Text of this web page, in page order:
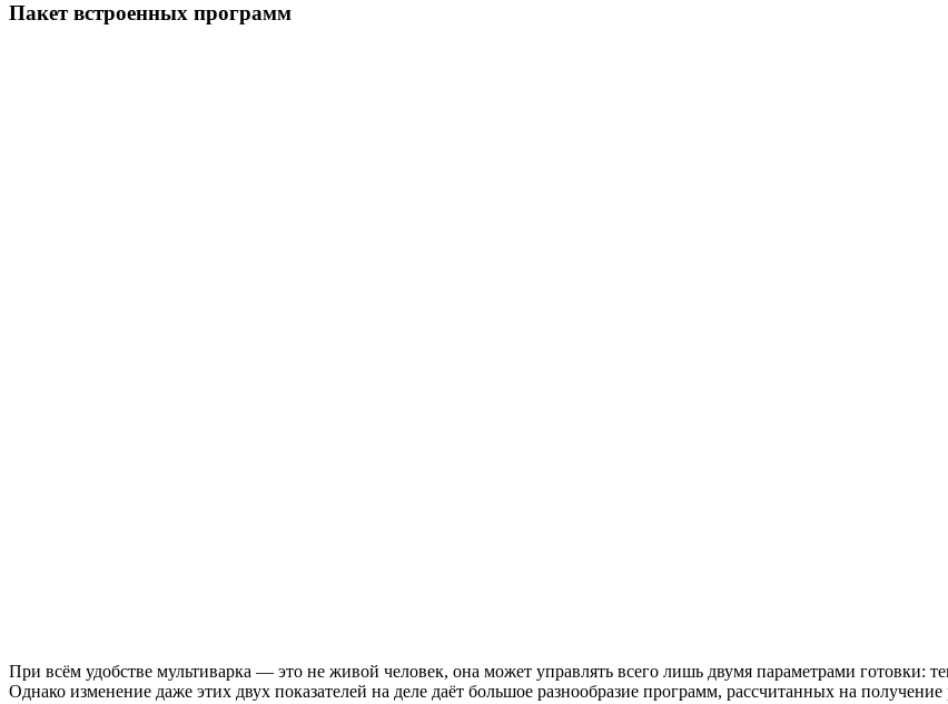
Пакет встроенных программ
При всём удобстве мультиварка — это не живой человек, она может управлять всего лишь двумя параметрами готовки:
Однако изменение даже этих двух показателей на деле даёт большое разнообразие программ, рассчитанных на